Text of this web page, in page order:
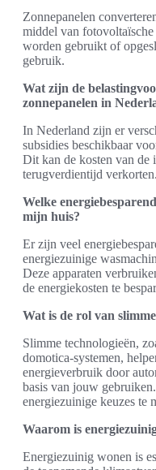
Zonnepanelen
middel van
worden gebruikt of
gebruik.
Wat zijn de
zonnepanelen in
In Nederland zijn er
subsidies beschikbaar
Dit kan de kosten van de
terugverdientijd verkorten.
Welke
mijn huis?
Er zijn veel
energiezuinige
Deze apparaten
de energiekosten te
Wat is de rol van
Slimme technologieën,
domotica-systemen,
energieverbruik door
basis van jouw
energiezuinige keuzes te
Waarom is
Energiezuinig wonen is